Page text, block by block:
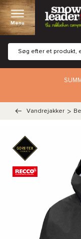
Menu
Vandrejakker >